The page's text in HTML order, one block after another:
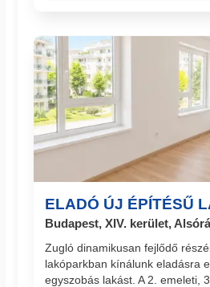
ELADÓ ÚJ ÉPÍTÉSŰ
Budapest, XIV. kerület,
Zugló dinamikusan fejlődő
lakóparkban kínálunk eladásra
egyszobás lakást. A 2. emeleti,